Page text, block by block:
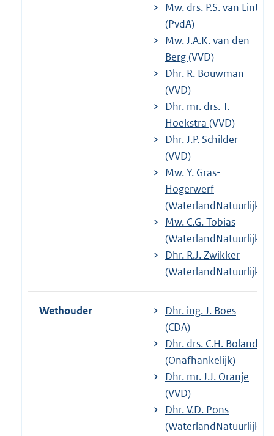
Mw. drs. P.S. van Lint
(PvdA)
Mw. J.A.K. van den
Berg(VVD)
Dhr. R. Bouwman
(VVD)
Dhr. mr. drs. T.
Hoekstra (VVD)
Dhr. J.P. Schilder
(VVD)
Mw. Y. Gras-
Hogerwerf
(WaterlandNatuurlijk)
Mw. C.G. Tobias
(WaterlandNatuurlijk)
Dhr. R.J. Zwikker
(WaterlandNatuurlijk)
Wethouder
Dhr. ing. J. Boes
(CDA)
Dhr. drs. C.H. Boland
(Onafhankelijk)
Dhr. mr. J.J. Oranje
(VVD)
Dhr. V.D. Pons
(WaterlandNatuurlijk)